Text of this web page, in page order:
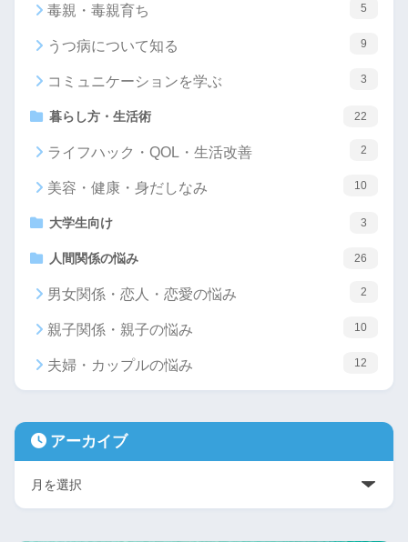
毒親・毒親育ち 5
うつ病について知る 9
コミュニケーションを学ぶ 3
暮らし方・生活術 22
ライフハック・QOL・生活改善 2
美容・健康・身だしなみ 10
大学生向け 3
人間関係の悩み 26
男女関係・恋人・恋愛の悩み 2
親子関係・親子の悩み 10
夫婦・カップルの悩み 12
アーカイブ